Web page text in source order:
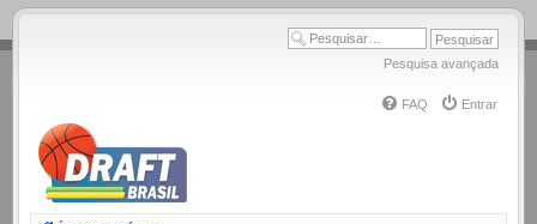
.
Pesquisa avançada
FAQ Entrar